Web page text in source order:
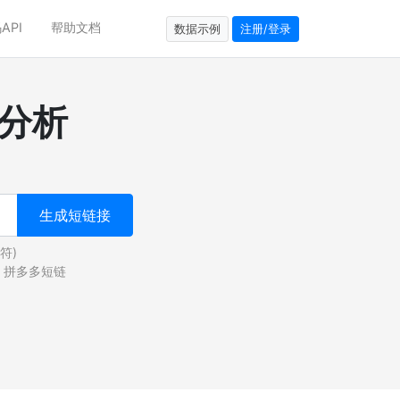
帮助文档 数据示例 注册/登录
析
生成短链接
)
拼多多短链